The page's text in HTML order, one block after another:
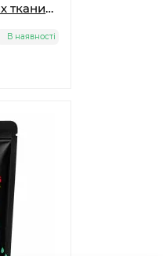
тканин
В наявності